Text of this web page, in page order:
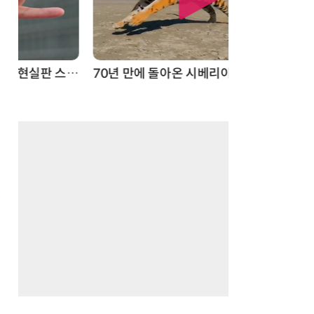
70년 만에 돌아온 시베리아호랑이…카자흐스탄 야생에 풀렸다